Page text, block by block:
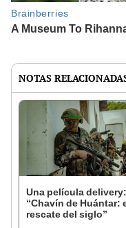
NOTAS
Una película delivery:
“Chavín de Huántar:
rescate del siglo”